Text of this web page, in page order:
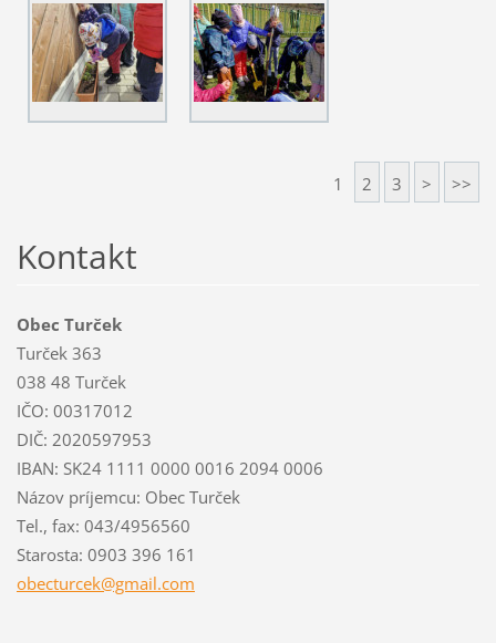
1 2 3 > >>
Kontakt
Obec Turček
Turček 363
038 48 Turček
IČO: 00317012
DIČ: 2020597953
IBAN: SK24 1111 0000 0016 2094 0006
Názov príjemcu: Obec Turček
Tel., fax: 043/4956560
Starosta: 0903 396 161
obecturcek@gmail.com